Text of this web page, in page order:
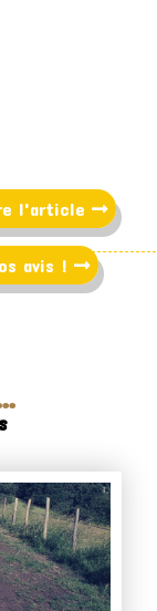
l'article
avis !